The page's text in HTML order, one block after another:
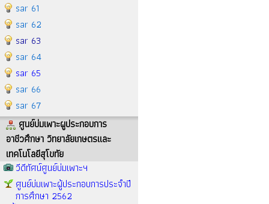
sar 61
sar 62
sar 63
sar 64
sar 65
sar 66
sar 67
ศูนย์บ่มเพาะผูประกอบการ
อาชีวศึกษา วิทยาลัยเกษตรและ
เทคโนโลยีสุโขทัย
วีดีทัศน์ศูนย์บ่มเพาะฯ
ศูนย์บ่มเพาะผู้ประกอบการประจำปี
การศึกษา 2562